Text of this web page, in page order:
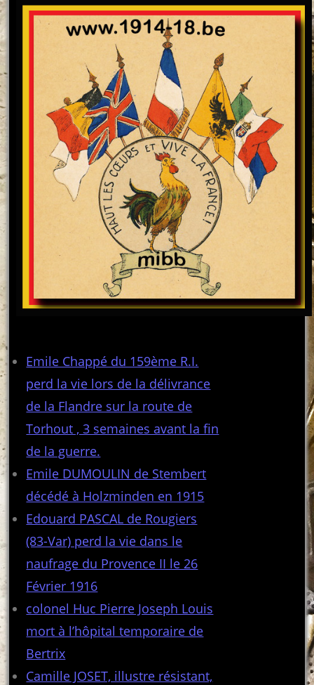
Emile Chappé du 159ème R.I.
perd la vie lors de la délivrance
de la Flandre sur la route de
Torhout , 3 semaines avant la fin
de la guerre.
Emile DUMOULIN de Stembert
décédé à Holzminden en 1915
Edouard PASCAL de Rougiers
(83-Var) perd la vie dans le
naufrage du Provence II le 26
Février 1916
colonel Huc Pierre Joseph Louis
mort à l’hôpital temporaire de
Bertrix
Camille JOSET, illustre résistant,